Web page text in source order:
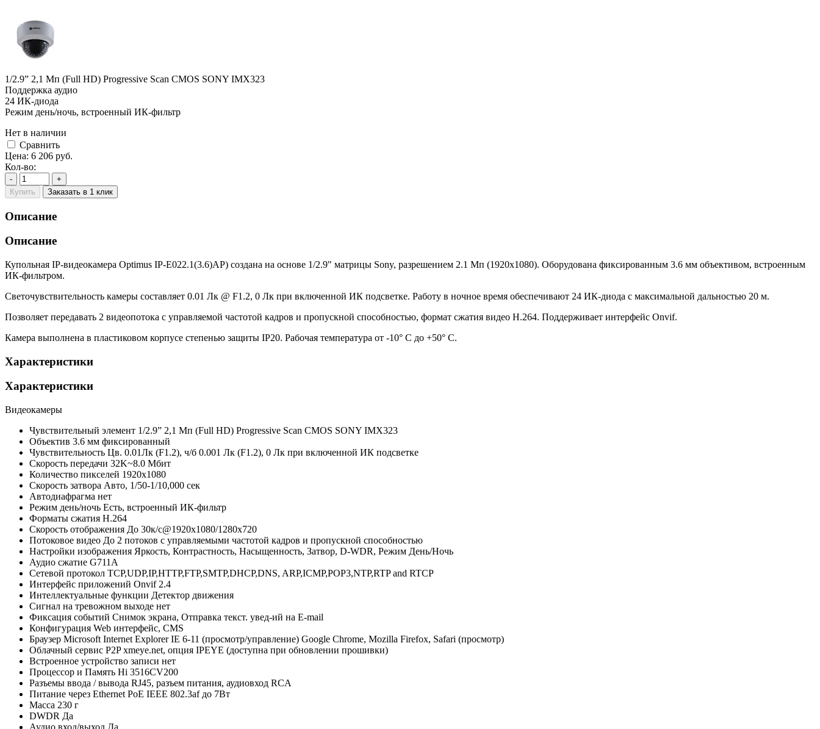
1/2.9” 2,1 Мп (Full HD) Progressive Scan CMOS SONY IMX323
Поддержка аудио
24 ИК-диода
Режим день/ночь, встроенный ИК-фильтр
Нет в наличии
Cравнить
Цена: 6 206 руб.
Кол-во:
-
+
Купить
Заказать в 1 клик
Описание
Описание
Купольная IP-видеокамера Optimus IP-E022.1(3.6)AP) создана на основе 1/2.9" матрицы Sony, разрешением 2.1 Мп (1920х1080). Оборудована фиксированным 3.6 мм объективом, встроенным
ИК-фильтром.
Светочувствительность камеры составляет 0.01 Лк @ F1.2, 0 Лк при включенной ИК подсветке. Работу в ночное время обеспечивают 24 ИК-диода с максимальной дальностью 20 м.
Позволяет передавать 2 видеопотока с управляемой частотой кадров и пропускной способностью, формат сжатия видео H.264. Поддерживает интерфейс Onvif.
Камера выполнена в пластиковом корпусе степенью защиты IP20. Рабочая температура от -10° С до +50° С.
Характеристики
Характеристики
Видеокамеры
Чувствительный элемент 1/2.9” 2,1 Мп (Full HD) Progressive Scan CMOS SONY IMX323
Объектив 3.6 мм фиксированный
Чувствительность Цв. 0.01Лк (F1.2), ч/б 0.001 Лк (F1.2), 0 Лк при включенной ИК подсветке
Скорость передачи 32K~8.0 Мбит
Количество пикселей 1920х1080
Скорость затвора Авто, 1/50-1/10,000 сек
Автодиафрагма нет
Режим день/ночь Есть, встроенный ИК-фильтр
Форматы сжатия H.264
Скорость отображения До 30к/с@1920х1080/1280х720
Потоковое видео До 2 потоков с управляемыми частотой кадров и пропускной способностью
Настройки изображения Яркость, Контрастность, Насыщенность, Затвор, D-WDR, Режим День/Ночь
Аудио сжатие G711A
Сетевой протокол TCP,UDP,IP,HTTP,FTP,SMTP,DHCP,DNS, ARP,ICMP,POP3,NTP,RTP and RTCP
Интерфейс приложений Onvif 2.4
Интеллектуальные функции Детектор движения
Сигнал на тревожном выходе нет
Фиксация событий Снимок экрана, Отправка текст. увед-ий на E-mail
Конфигурация Web интерфейс, CMS
Браузер Microsoft Internet Explorer IE 6-11 (просмотр/управление) Google Chrome, Mozilla Firefox, Safari (просмотр)
Облачный сервис P2P xmeye.net, опция IPEYE (доступна при обновлении прошивки)
Встроенное устройство записи нет
Процессор и Память Hi 3516CV200
Разъемы ввода / вывода RJ45, разъем питания, аудиовход RCA
Питание через Ethernet PoE IEEE 802.3af до 7Вт
Масса 230 г
DWDR Да